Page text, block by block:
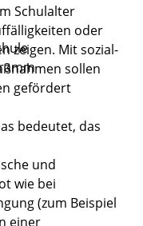
Schulalter
oder
zeigen. Mit sozial-
sollen
gefördert
bedeutet, das
und
wie bei
(zum Beispiel
einer